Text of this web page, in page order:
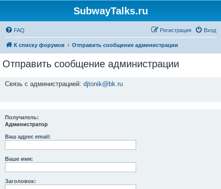
SubwayTalks.ru
FAQ Вход
Регистрация
К списку форумов Отправить сообщение администрации
Отправить сообщение администрации
Связь с администрацией: djtonik@bk.ru
Получатель:
Администратор
Ваш адрес email:
Ваше имя:
Заголовок: